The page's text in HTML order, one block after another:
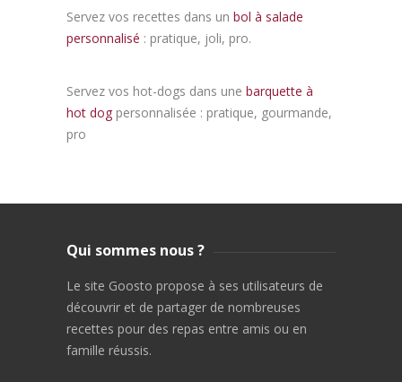
Servez vos recettes dans un bol à salade
personnalisé : pratique, joli, pro.
Servez vos hot-dogs dans une barquette à
hot dog personnalisée : pratique, gourmande,
pro
Qui sommes nous ?
Le site Goosto propose à ses utilisateurs de
découvrir et de partager de nombreuses
recettes pour des repas entre amis ou en
famille réussis.